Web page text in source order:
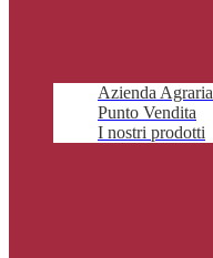
Azienda Agraria
Punto Vendita
I nostri prodotti